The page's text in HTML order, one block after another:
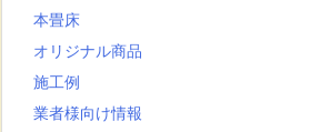
本畳床
オリジナル商品
施工例
業者様向け情報